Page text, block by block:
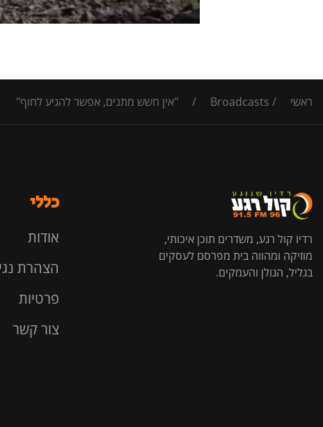
ראשי /
Broadcasts
/ "אין חשש מתנים, אפשר להגיע לחוף"
רדיו קול רגע, משדרים תוכן איכותי,
מוזיקה ומהווה בית מפרסם לעסקים
בגליל, הגולן והעמקים.
כללי
אודות
הצהרת
פרטיות
צור קשר